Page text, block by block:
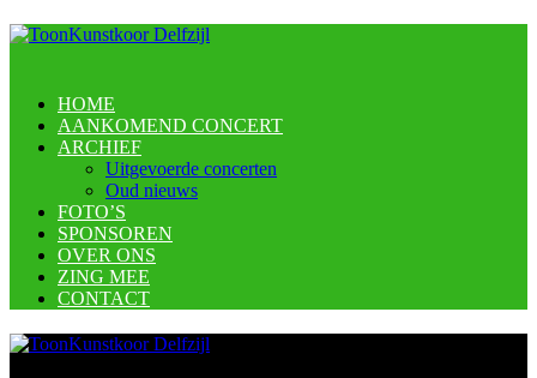
HOME
AANKOMEND CONCERT
ARCHIEF
Uitgevoerde concerten
Oud nieuws
FOTO’S
SPONSOREN
OVER ONS
ZING MEE
CONTACT